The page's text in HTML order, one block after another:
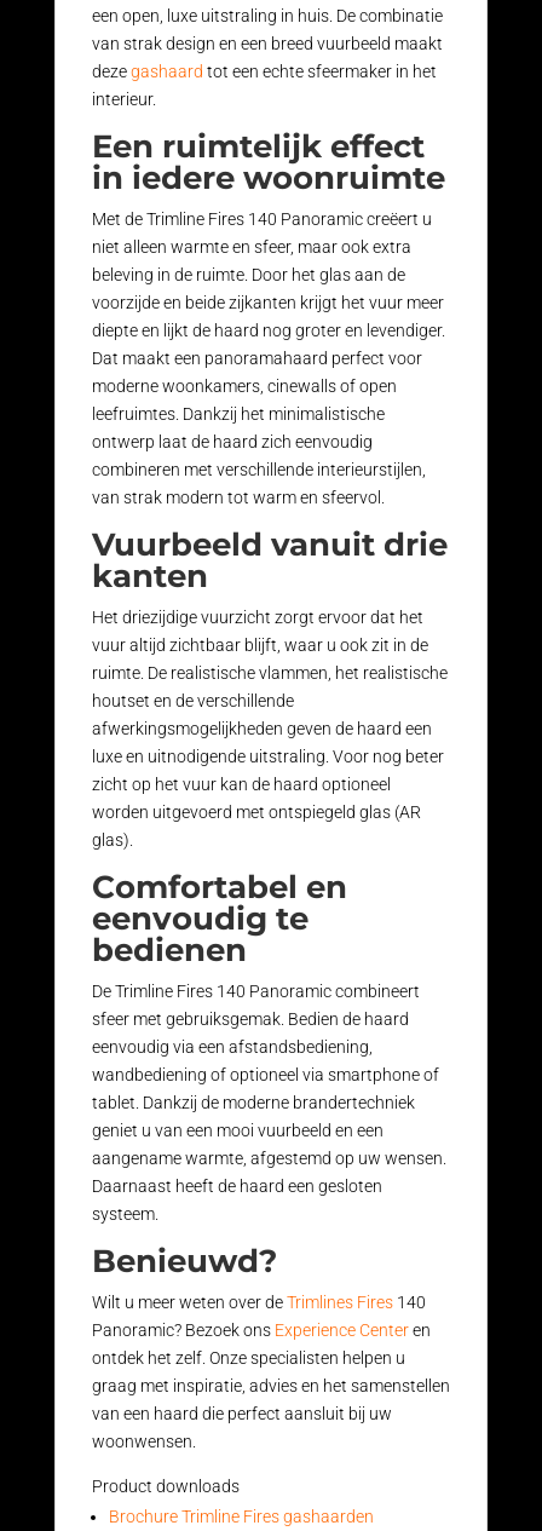
een open, luxe uitstraling in huis. De combinatie
van strak design en een breed vuurbeeld maakt
dezegashaard tot een echte sfeermaker in het
interieur.
Een ruimtelijk effect
in iedere woonruimte
Met de Trimline Fires 140 Panoramic creëert u
niet alleen warmte en sfeer, maar ook extra
beleving in de ruimte. Door het glas aan de
voorzijde en beide zijkanten krijgt het vuur meer
diepte en lijkt de haard nog groter en levendiger.
Dat maakt een panoramahaard perfect voor
moderne woonkamers, cinewalls of open
leefruimtes. Dankzij het minimalistische
ontwerp laat de haard zich eenvoudig
combineren met verschillende interieurstijlen,
van strak modern tot warm en sfeervol.
Vuurbeeld vanuit drie
kanten
Het driezijdige vuurzicht zorgt ervoor dat het
vuur altijd zichtbaar blijft, waar u ook zit in de
ruimte. De realistische vlammen, het realistische
houtset en de verschillende
afwerkingsmogelijkheden geven de haard een
luxe en uitnodigende uitstraling. Voor nog beter
zicht op het vuur kan de haard optioneel
worden uitgevoerd met ontspiegeld glas (AR
glas).
Comfortabel en
eenvoudig te
bedienen
De Trimline Fires 140 Panoramic combineert
sfeer met gebruiksgemak. Bedien de haard
eenvoudig via een afstandsbediening,
wandbediening of optioneel via smartphone of
tablet. Dankzij de moderne brandertechniek
geniet u van een mooi vuurbeeld en een
aangename warmte, afgestemd op uw wensen.
Daarnaast heeft de haard een gesloten
systeem.
Benieuwd?
Wilt u meer weten over deTrimlines Fires140
Panoramic? Bezoek ons Experience Centeren
ontdek het zelf. Onze specialisten helpen u
graag met inspiratie, advies en het samenstellen
van een haard die perfect aansluit bij uw
woonwensen.
Product downloads
Brochure Trimline Fires gashaarden